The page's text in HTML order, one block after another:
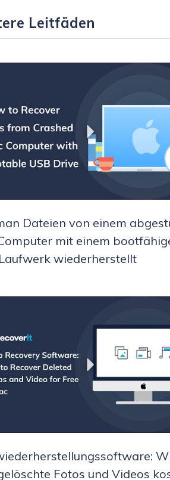
Leitfäden
Dateien von einem
mit einem
wiederherstellt
Fotos und Videos